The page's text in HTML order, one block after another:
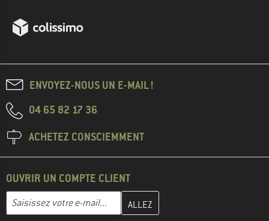
ENVOYEZ-NOUS UN E-MAIL !
04 65 82 17 36
ACHETEZ CONSCIEMMENT
OUVRIR UN COMPTE CLIENT
Adresse e-mail
Entrez votre adresse e-mail ici et créez votre compte client à la